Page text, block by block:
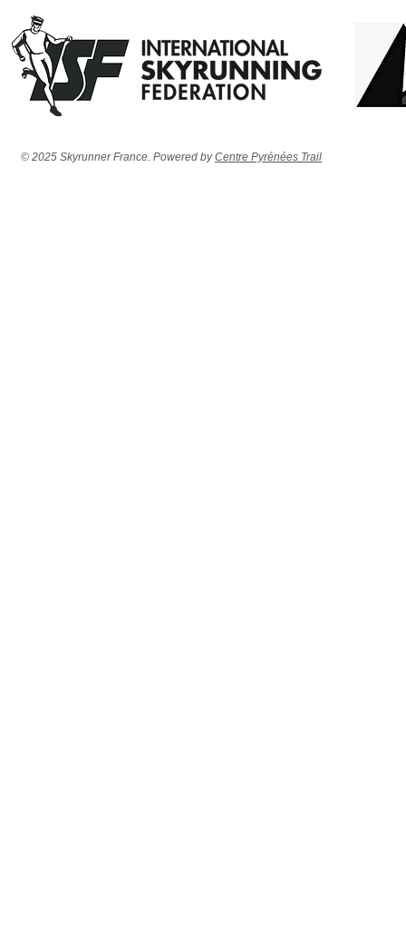
© 2025 Skyrunner France. Powered byCentre Pyrénées Trail